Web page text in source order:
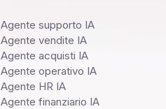
Agente supporto IA
Agente vendite IA
Agente acquisti IA
Agente operativo IA
Agente HR IA
Agente finanziario IA